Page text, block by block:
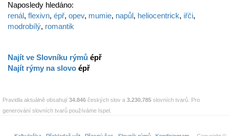
Naposledy hledáno:
renál, flexivn, épř, opev, mumie, napůl, heliocentrick, iřči,
modrobílý, romantik
Najít ve Slovníku rýmů épř
Najít rýmy na slovo épř
Pravidla aktuálně obsahují 34.846 českých slov a 3.230.785 slovních tvarů. Pro
generování slovních tvarů používáme Ispel.